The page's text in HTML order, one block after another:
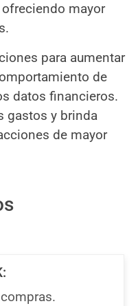
mayor
para aumentar
de
datos financieros.
gastos y brinda
de mayor